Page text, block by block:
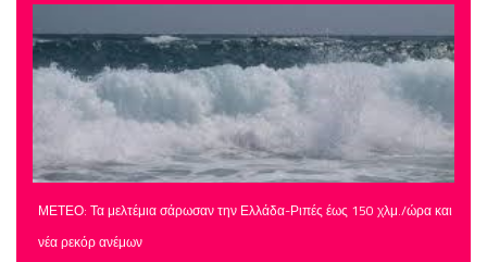
ΜΕΤΕΟ: Τα μελτέμια σάρωσαν την Ελλάδα-Ριπές έως 150 χλμ./ώρα και
νέα ρεκόρ ανέμων